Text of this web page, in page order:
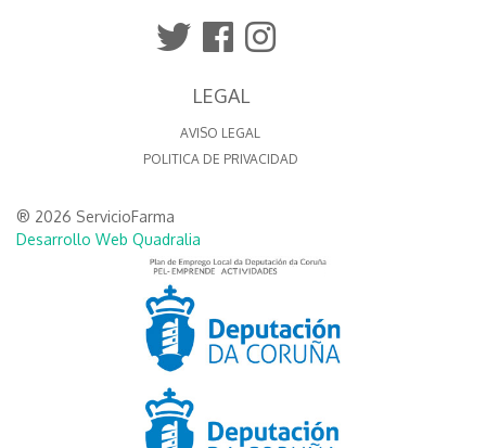
LEGAL
AVISO LEGAL
POLITICA DE PRIVACIDAD
® 2026 ServicioFarma
Desarrollo Web Quadralia